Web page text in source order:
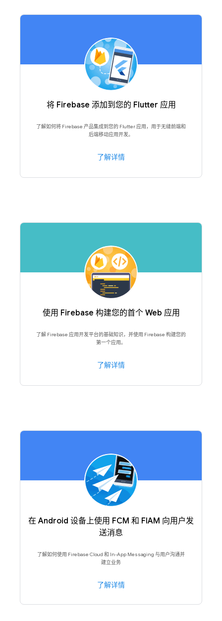
将 Firebase 添加到您的 Flutter 应用
了解如何将 Firebase 产品集成到您的 Flutter 应用，用于无缝前端和
后端移动应用开发。
了解详情
使用 Firebase 构建您的首个 Web 应用
了解 Firebase 应用开发平台的基础知识，并使用 Firebase 构建您的
第一个应用。
了解详情
在 Android 设备上使用 FCM 和 FIAM 向用户发
送消息
了解如何使用 Firebase Cloud 和 In-App Messaging 与用户沟通并
建立业务
了解详情